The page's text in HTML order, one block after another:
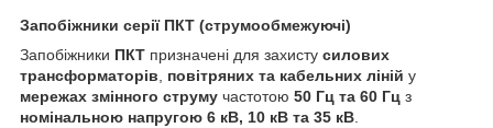
Запобіжники серії ПКТ (струмообмежуючі)
Запобіжники ПКТ призначені для захисту силових
трансформаторів, повітряних та кабельних ліній у
мережах змінного струму частотою 50 Гц та 60 Гц з
номінальною напругою 6 кВ, 10 кВ та 35 кВ.